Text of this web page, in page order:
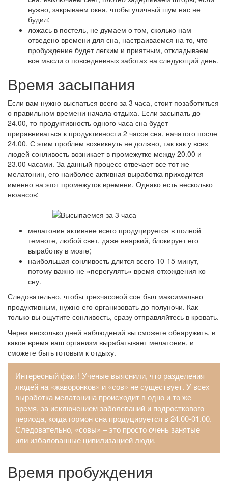
нужно, закрываем окна, чтобы уличный шум нас не
будил;
ложась в постель, не думаем о том, сколько нам
отведено времени для сна, настраиваемся на то, что
пробуждение будет легким и приятным, откладываем
все мысли о повседневных заботах на следующий день.
Время засыпания
Если вам нужно выспаться всего за 3 часа, стоит позаботиться
о правильном времени начала отдыха. Если засыпать до
24.00, то продуктивность одного часа сна будет
приравниваться к продуктивности 2 часов сна, начатого после
24.00. С этим проблем возникнуть не должно, так как у всех
людей сонливость возникает в промежутке между 20.00 и
23.00 часами. За данный процесс отвечает все тот же
мелатонин, его наиболее активная выработка приходится
именно на этот промежуток времени. Однако есть несколько
нюансов:
мелатонин активнее всего продуцируется в полной
темноте, любой свет, даже неяркий, блокирует его
выработку в мозге;
наибольшая сонливость длится всего 10-15 минут,
потому важно не «перегулять» время отхождения ко
сну.
Следовательно, чтобы трехчасовой сон был максимально
продуктивным, нужно его организовать до полуночи. Как
только вы ощутите сонливость, сразу отправляйтесь в кровать.
Через несколько дней наблюдений вы сможете обнаружить, в
какое время ваш организм вырабатывает мелатонин, и
сможете быть готовым к отдыху.
Интересный факт! Ученые выяснили, что разделения
людей на «жаворонков» и «сов» не существует. У всех
выработка мелатонина происходит в одно и то же
время, за исключением заболеваний и подросткового
периода, когда гормон сна продуцируется в 24.00-01.00.
Следовательно, «совы» – это просто очень занятые
или избалованные цивилизацией люди.
Время пробуждения